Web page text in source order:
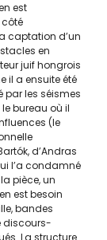
est
côté
captation d’un
en
juif hongrois
il a ensuite été
par les séismes
bureau où il
(le
d’Andras
l’a condamné
pièce, un
est besoin
bandes
discours-